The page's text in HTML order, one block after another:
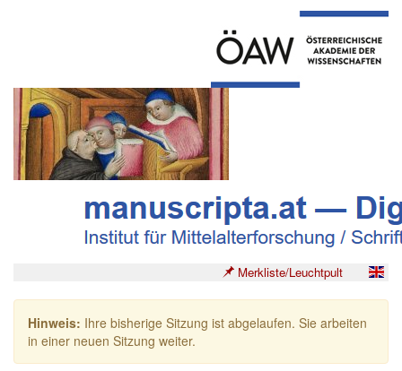
Merkliste/Leuchtpult
Hinweis: Ihre bisherige Sitzung ist abgelaufen. Sie arbeiten
in einer neuen Sitzung weiter.